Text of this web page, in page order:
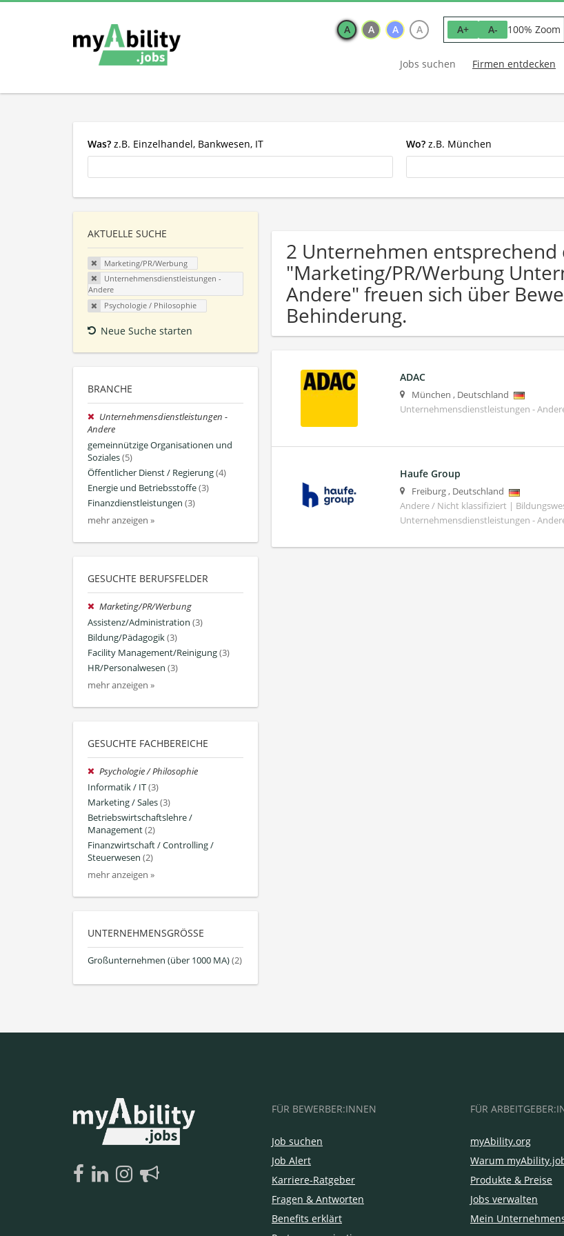
A A A A A+ A- 100% Zoom
Jobs suchen Firmen entdecken
Was? z.B. Einzelhandel, Bankwesen, IT Wo? z.B. München
AKTUELLE SUCHE
Marketing/PR/Werbung
Unternehmensdienstleistungen -
Andere
Psychologie / Philosophie
Neue Suche starten
BRANCHE
Unternehmensdienstleistungen -
Andere
gemeinnützige Organisationen und
Soziales(5)
Öffentlicher Dienst / Regierung(4)
Energie und Betriebsstoffe(3)
Finanzdienstleistungen (3)
mehr anzeigen »
GESUCHTE BERUFSFELDER
Marketing/PR/Werbung
Assistenz/Administration (3)
Bildung/Pädagogik(3)
Facility Management/Reinigung(3)
HR/Personalwesen (3)
mehr anzeigen »
GESUCHTE FACHBEREICHE
Psychologie / Philosophie
Informatik / IT(3)
Marketing / Sales(3)
Betriebswirtschaftslehre /
Management(2)
Finanzwirtschaft / Controlling /
Steuerwesen (2)
mehr anzeigen »
UNTERNEHMENSGRÖSSE
Großunternehmen (über 1000 MA)(2)
2 Unternehmen entsprechend
"Marketing/PR/Werbung
Andere" freuen sich über
Behinderung.
ADAC
München , Deutschland
Unternehmensdienstleistungen -
Haufe Group
Freiburg, Deutschland
Andere / Nicht klassifiziert |
Unternehmensdienstleistungen -
FÜR BEWERBER:INNEN
Job suchen
Job Alert
Karriere-Ratgeber
Fragen & Antworten
Benefits erklärt
FÜR
myAbility.org
Warum
Produkte & Preise
Jobs verwalten
Mein